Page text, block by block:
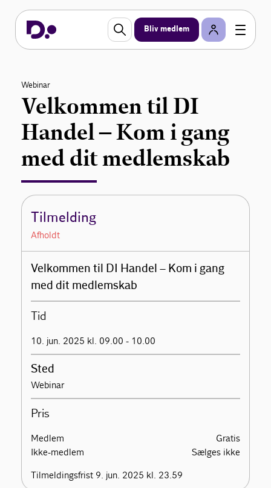
Bliv medlem
Webinar
Velkommen til DI
Handel – Kom i gang
med dit medlemskab
Tilmelding
Afholdt
Velkommen til DI Handel – Kom i gang
med dit medlemskab
Tid
10. jun. 2025 kl. 09.00 - 10.00
Sted
Webinar
Pris
Medlem
Gratis
Ikke-medlem
Sælges ikke
Tilmeldingsfrist 9. jun. 2025 kl. 23.59